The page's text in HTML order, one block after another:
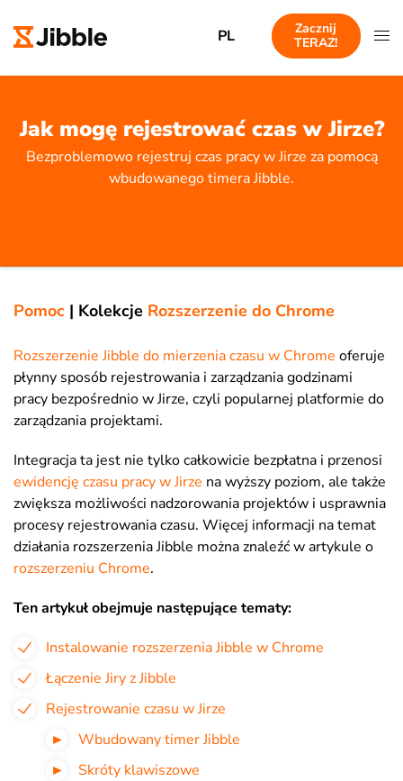
PL
Zacznij
TERAZ!
Jak mogę rejestrować czas w Jirze?
Bezproblemowo rejestruj czas pracy w Jirze za pomocą
wbudowanego timera Jibble.
Pomoc | Kolekcje Rozszerzenie do Chrome
Rozszerzenie Jibble do mierzenia czasu w Chrome oferuje
płynny sposób rejestrowania i zarządzania godzinami
pracy bezpośrednio w Jirze, czyli popularnej platformie do
zarządzania projektami.
Integracja ta jest nie tylko całkowicie bezpłatna i przenosi
ewidencję czasu pracy w Jirze na wyższy poziom, ale także
zwiększa możliwości nadzorowania projektów i usprawnia
procesy rejestrowania czasu. Więcej informacji na temat
działania rozszerzenia Jibble można znaleźć w artykule o
rozszerzeniu Chrome.
Ten artykuł obejmuje następujące tematy:
Instalowanie rozszerzenia Jibble w Chrome
Łączenie Jiry z Jibble
Rejestrowanie czasu w Jirze
Wbudowany timer Jibble
Skróty klawiszowe